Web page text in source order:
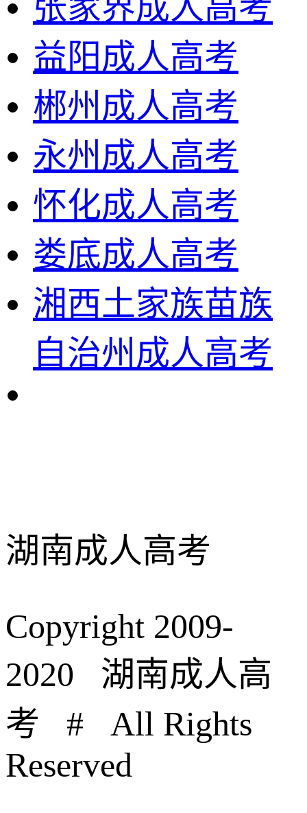
益阳成人高考
郴州成人高考
永州成人高考
怀化成人高考
娄底成人高考
湘西土家族苗族
自治州成人高考
湖南成人高考
Copyright 2009-
2020 湖南成人高
考 # All Rights
Reserved